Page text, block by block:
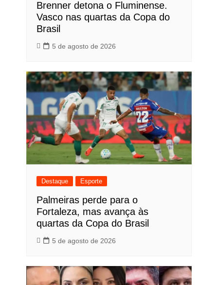
Brenner detona o Fluminense.
Vasco nas quartas da Copa do
Brasil
5 de agosto de 2026
Destaque Esporte
Palmeiras perde para o
Fortaleza, mas avança às
quartas da Copa do Brasil
5 de agosto de 2026